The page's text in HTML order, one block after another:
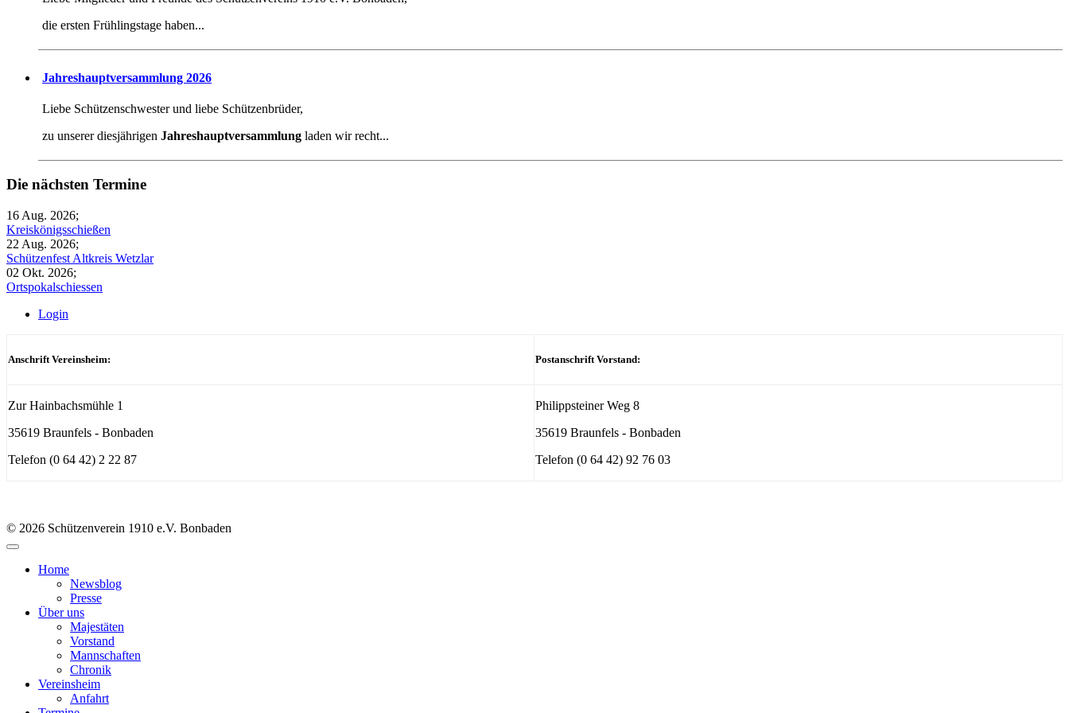
die ersten Frühlingstage haben...
Jahreshauptversammlung 2026
Liebe Schützenschwester und liebe Schützenbrüder,
zu unserer diesjährigen Jahreshauptversammlung laden wir recht...
Die nächsten Termine
16 Aug. 2026;
Kreiskönigsschießen
22 Aug. 2026;
Schützenfest Altkreis Wetzlar
02 Okt. 2026;
Ortspokalschiessen
Login
Anschrift Vereinsheim: Postanschrift Vorstand:
Zur Hainbachsmühle 1
35619 Braunfels - Bonbaden
Telefon (0 64 42) 2 22 87
Philippsteiner Weg 8
35619 Braunfels - Bonbaden
Telefon (0 64 42) 92 76 03
© 2026 Schützenverein 1910 e.V. Bonbaden
Home
Newsblog
Presse
Über uns
Majestäten
Vorstand
Mannschaften
Chronik
Vereinsheim
Anfahrt